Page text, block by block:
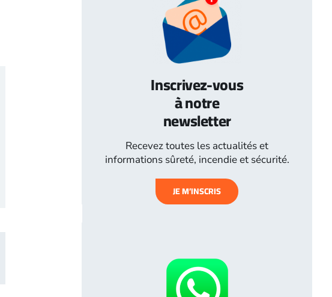
Inscrivez-vous
à notre
newsletter
Recevez toutes les actualités et
informations sûreté, incendie et sécurité.
JE M’INSCRIS